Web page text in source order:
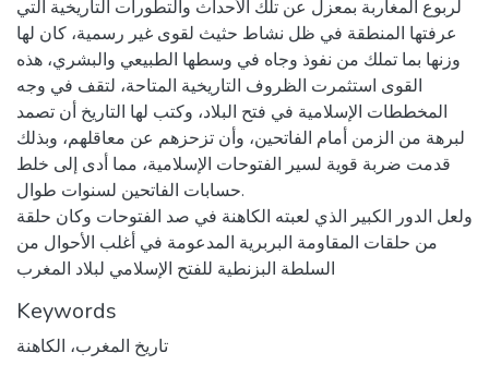
لربوع المغاربة بمعزل عن تلك الأحداث والتطورات التاريخية التي
عرفتها المنطقة في ظل نشاط حثيث لقوى غير رسمية، كان لها
وزنها بما تملك من نفوذ وجاه في وسطها الطبيعي والبشري، هذه
القوى استثمرت الظروف التاريخية المتاحة، لتقف في وجه
المخططات الإسلامية في فتح البلاد، وكتب لها التاريخ أن تصمد
لبرهة من الزمن أمام الفاتحين، وأن تزحزهم عن معاقلهم، وبذلك
قدمت ضربة قوية لسير الفتوحات الإسلامية، مما أدى إلى خلط
حسابات الفاتحين لسنوات طوال.
ولعل الدور الكبير الذي لعبته الكاهنة في صد الفتوحات وكان حلقة
من حلقات المقاومة البربرية المدعومة في أغلب الأحوال من
السلطة البزنطية للفتح الإسلامي لبلاد المغرب
Keywords
تاريخ المغرب، الكاهنة